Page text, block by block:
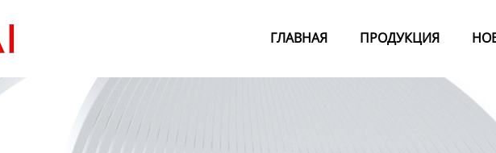
ГЛАВНАЯ ПРОДУКЦИЯ